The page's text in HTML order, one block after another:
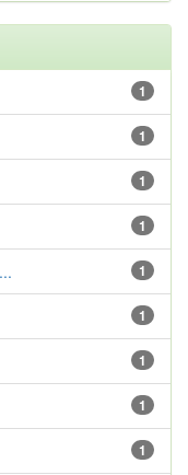
1
1
1
1
1
1
1
1
1